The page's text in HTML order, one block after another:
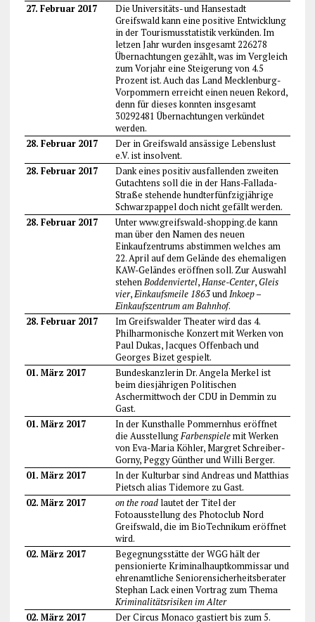
27. Februar 2017
Die Universitäts- und Hansestadt
Greifswald kann eine positive Entwicklung
in der Tourismusstatistik verkünden. Im
letzen Jahr wurden insgesamt 226278
Übernachtungen gezählt, was im Vergleich
zum Vorjahr eine Steigerung von 4.5
Prozent ist. Auch das Land Mecklenburg-
Vorpommern erreicht einen neuen Rekord,
denn für dieses konnten insgesamt
30292481 Übernachtungen verkündet
werden.
28. Februar 2017
Der in Greifswald ansässige Lebenslust
e.V. ist insolvent.
28. Februar 2017
Dank eines positiv ausfallenden zweiten
Gutachtens soll die in der Hans-Fallada-
Straße stehende hundterfünfzigjährige
Schwarzpappel doch nicht gefällt werden.
28. Februar 2017
Unter www.greifswald-shopping.de kann
man über den Namen des neuen
Einkaufzentrums abstimmen welches am
22. April auf dem Gelände des ehemaligen
KAW-Geländes eröffnen soll. Zur Auswahl
stehenBoddenviertel,Hanse-Center,Gleis
vier,Einkaufsmeile 1863undInkoep –
Einkaufszentrum am Bahnhof.
28. Februar 2017
Im Greifswalder Theater wird das 4.
Philharmonische Konzert mit Werken von
Paul Dukas, Jacques Offenbach und
Georges Bizet gespielt.
01. März 2017
Bundeskanzlerin Dr. Angela Merkel ist
beim diesjährigen Politischen
Aschermittwoch der CDU in Demmin zu
Gast.
01. März 2017
In der Kunsthalle Pommernhus eröffnet
die AusstellungFarbenspielemit Werken
von Eva-Maria Köhler, Margret Schreiber-
Gorny, Peggy Günther und Willi Berger.
01. März 2017
In der Kulturbar sind Andreas und Matthias
Pietsch alias Tidemore zu Gast.
02. März 2017
on the roadlautet der Titel der
Fotoausstellung des Photoclub Nord
Greifswald, die im BioTechnikum eröffnet
wird.
02. März 2017
Begegnungsstätte der WGG hält der
pensionierte Kriminalhauptkommissar und
ehrenamtliche Seniorensicherheitsberater
Stephan Lack einen Vortrag zum Thema
Kriminalitätsrisiken im Alter
02. März 2017
Der Circus Monaco gastiert bis zum 5.